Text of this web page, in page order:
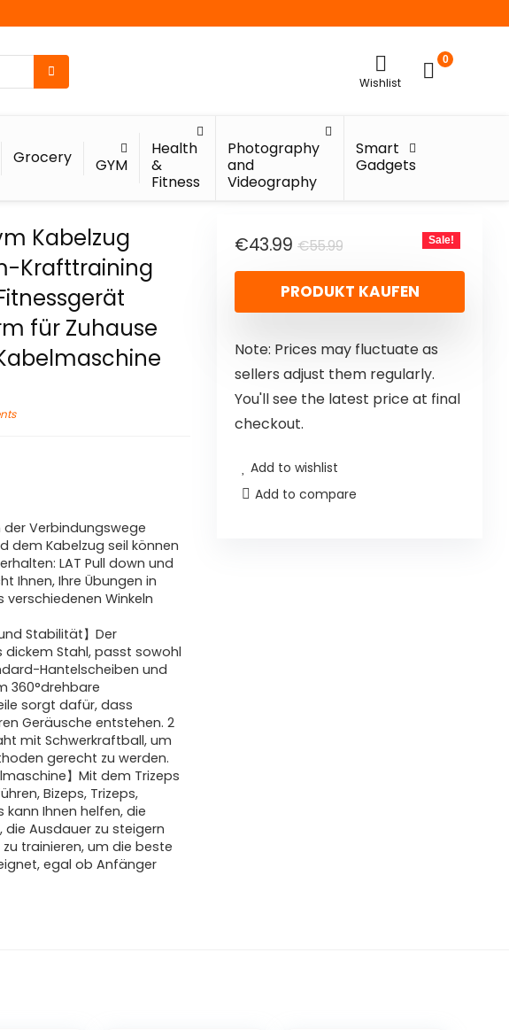
Wishlist
0
Grocery GYM
Health
&
Fitness
Photography
and
Videography
Smart
Gadgets
Kabelzug
Krafttraining
für Zuhause
der Verbindungswege
dem Kabelzug seil können
LAT Pull down und
Ihnen, Ihre Übungen in
Winkeln
Stabilität】Der
Stahl, passt sowohl
Hantelscheiben und
360°drehbare
sorgt dafür, dass
Geräusche entstehen. 2
mit Schwerkraftball, um
gerecht zu werden.
】Mit dem Trizeps
Bizeps, Trizeps,
kann Ihnen helfen, die
Ausdauer zu steigern
trainieren, um die beste
egal ob Anfänger
€55.99
€43.99 Sale!
PRODUKT KAUFEN
Note: Prices may fluctuate as
sellers adjust them regularly.
You'll see the latest price at final
checkout.
Add to wishlist
Add to compare